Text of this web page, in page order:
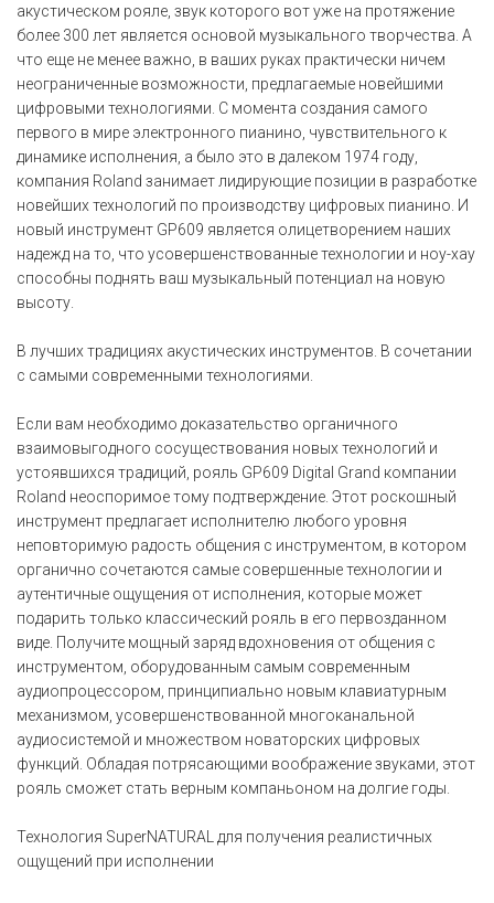
акустическом рояле, звук которого вот уже на протяжение
более 300 лет является основой музыкального творчества. А
что еще не менее важно, в ваших руках практически ничем
неограниченные возможности, предлагаемые новейшими
цифровыми технологиями. С момента создания самого
первого в мире электронного пианино, чувствительного к
динамике исполнения, а было это в далеком 1974 году,
компания Roland занимает лидирующие позиции в разработке
новейших технологий по производству цифровых пианино. И
новый инструмент GP609 является олицетворением наших
надежд на то, что усовершенствованные технологии и ноу-хау
способны поднять ваш музыкальный потенциал на новую
высоту.
В лучших традициях акустических инструментов. В сочетании
с самыми современными технологиями.
Если вам необходимо доказательство органичного
взаимовыгодного сосуществования новых технологий и
устоявшихся традиций, рояль GP609 Digital Grand компании
Roland неоспоримое тому подтверждение. Этот роскошный
инструмент предлагает исполнителю любого уровня
неповторимую радость общения с инструментом, в котором
органично сочетаются самые совершенные технологии и
аутентичные ощущения от исполнения, которые может
подарить только классический рояль в его первозданном
виде. Получите мощный заряд вдохновения от общения с
инструментом, оборудованным самым современным
аудиопроцессором, принципиально новым клавиатурным
механизмом, усовершенствованной многоканальной
аудиосистемой и множеством новаторских цифровых
функций. Обладая потрясающими воображение звуками, этот
рояль сможет стать верным компаньоном на долгие годы.
Технология SuperNATURAL для получения реалистичных
ощущений при исполнении